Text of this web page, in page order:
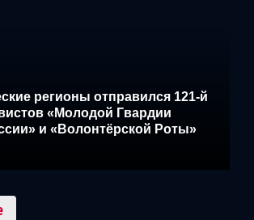
регионы отправился 121-й
«Молодой Гвардии
и «Волонтёрской Роты»